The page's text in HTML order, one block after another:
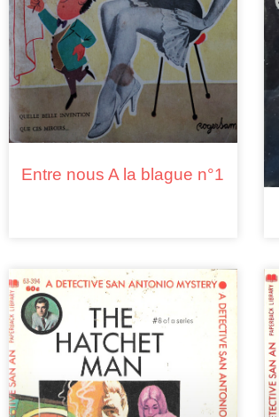
Entre nous A la blague n°1